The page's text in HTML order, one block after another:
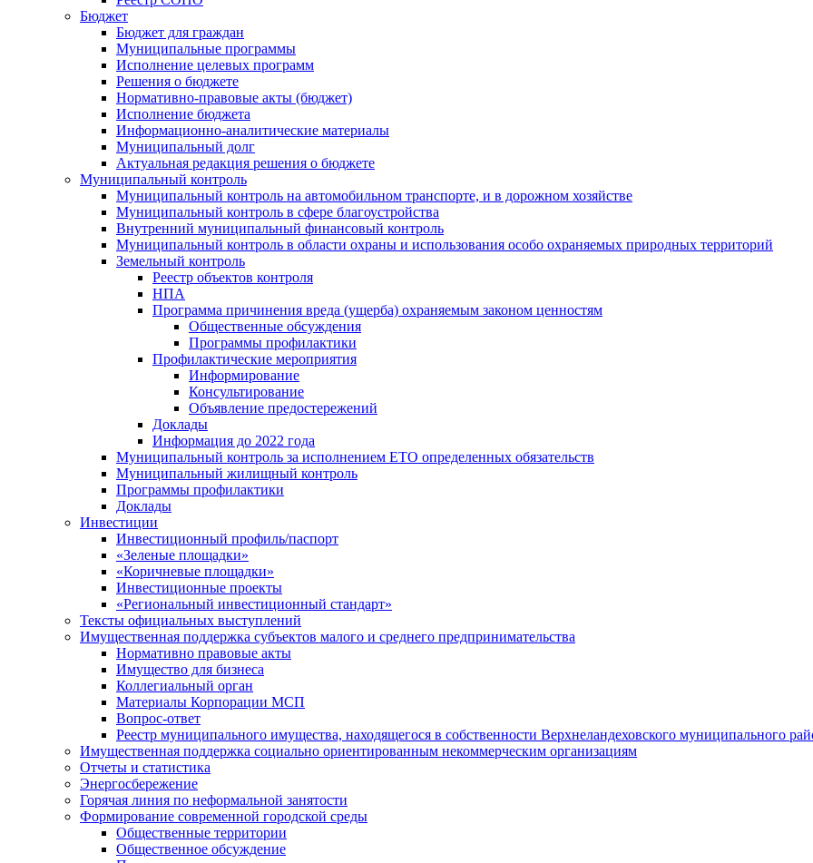
Бюджет
Бюджет для граждан
Муниципальные программы
Исполнение целевых программ
Решения о бюджете
Нормативно-правовые акты (бюджет)
Исполнение бюджета
Информационно-аналитические материалы
Муниципальный долг
Актуальная редакция решения о бюджете
Муниципальный контроль
Муниципальный контроль на автомобильном транспорте, и в дорожном хозяйстве
Муниципальный контроль в сфере благоустройства
Внутренний муниципальный финансовый контроль
Муниципальный контроль в области охраны и использования особо охраняемых природных территорий
Земельный контроль
Реестр объектов контроля
НПА
Программа причинения вреда (ущерба) охраняемым законом ценностям
Общественные обсуждения
Программы профилактики
Профилактические мероприятия
Информирование
Консультирование
Объявление предостережений
Доклады
Информация до 2022 года
Муниципальный контроль за исполнением ЕТО определенных обязательств
Муниципальный жилищный контроль
Программы профилактики
Доклады
Инвестиции
Инвестиционный профиль/паспорт
«Зеленые площадки»
«Коричневые площадки»
Инвестиционные проекты
«Региональный инвестиционный стандарт»
Тексты официальных выступлений
Имущественная поддержка субъектов малого и среднего предпринимательства
Нормативно правовые акты
Имущество для бизнеса
Коллегиальный орган
Материалы Корпорации МСП
Вопрос-ответ
Реестр муниципального имущества, находящегося в собственности Верхнеландеховского муниципального
Имущественная поддержка социально ориентированным некоммерческим организациям
Отчеты и статистика
Энергосбережение
Горячая линия по неформальной занятости
Формирование современной городской среды
Общественные территории
Общественное обсуждение